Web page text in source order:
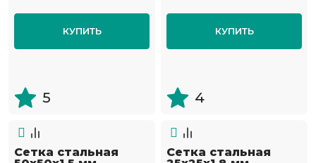
КУПИТЬ
5
КУПИТЬ
4
Сетка стальная
Сетка стальная